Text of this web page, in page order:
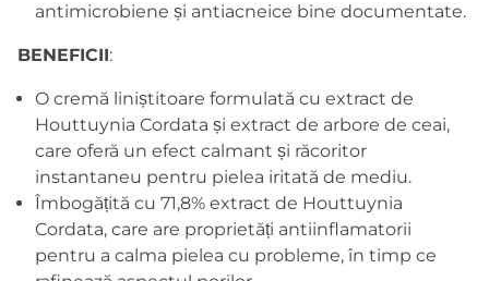
antimicrobiene și antiacneice bine documentate.
BENEFICII:
O cremă liniștitoare formulată cu extract de
Houttuynia Cordata și extract de arbore de ceai,
care oferă un efect calmant și răcoritor
instantaneu pentru pielea iritată de mediu.
Îmbogățită cu 71,8% extract de Houttuynia
Cordata, care are proprietăți antiinflamatorii
pentru a calma pielea cu probleme, în timp ce